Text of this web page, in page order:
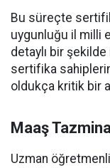
Bu süreçte
uygunluğu il milli
detaylı bir
sertifika
oldukça kritik bir
Maaş
Uzman